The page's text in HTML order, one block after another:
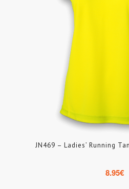
JN469 – Ladies’ Running
8.95€